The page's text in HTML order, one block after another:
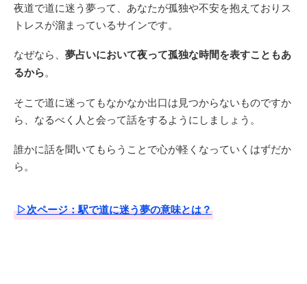
夜道で道に迷う夢って、あなたが孤独や不安を抱えておりス
トレスが溜まっているサインです。
なぜなら、 夢占いにおいて夜って孤独な時間を表すこともあ
るから。
そこで道に迷ってもなかなか出口は見つからないものですか
ら、なるべく人と会って話をするようにしましょう。
誰かに話を聞いてもらうことで心が軽くなっていくはずだか
ら。
▷次ページ：駅で道に迷う夢の意味とは？